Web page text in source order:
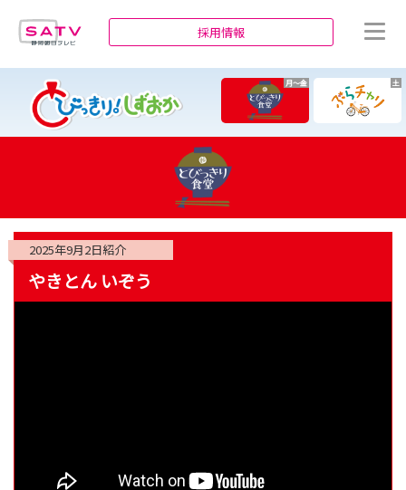
採用情報
月～金 土
2025年9月2日紹介
やきとん いぞう